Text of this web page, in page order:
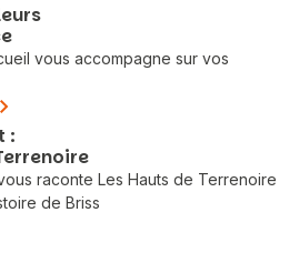
vous accompagne sur vos
:
raconte Les Hauts de Terrenoire
de Briss